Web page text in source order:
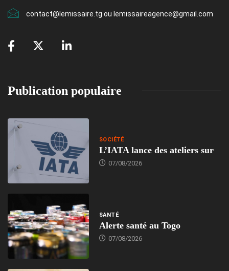
contact@lemissaire.tg ou lemissaireagence@gmail.com
Publication populaire
SOCIÉTÉ
L’IATA lance des ateliers sur
07/08/2026
SANTÉ
Alerte santé au Togo
07/08/2026